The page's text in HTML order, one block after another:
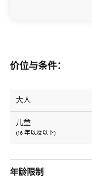
价位与条件：
大人
儿童
(16 年以及以下)
年龄限制